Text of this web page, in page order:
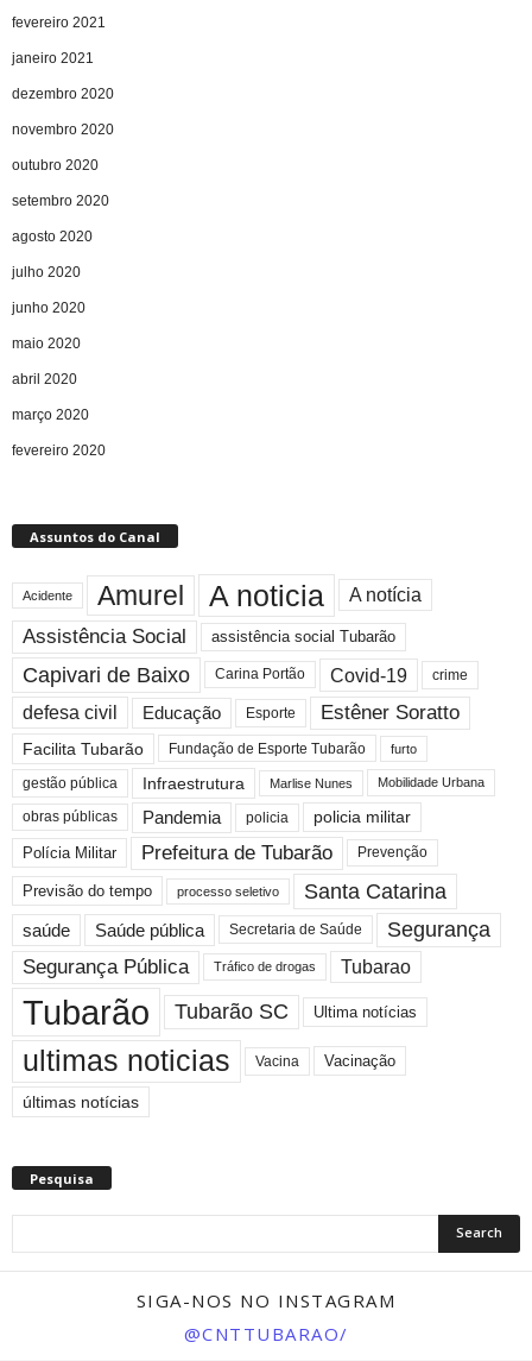
fevereiro 2021
janeiro 2021
dezembro 2020
novembro 2020
outubro 2020
setembro 2020
agosto 2020
julho 2020
junho 2020
maio 2020
abril 2020
março 2020
fevereiro 2020
Assuntos do Canal
Acidente Amurel A noticia A notícia
Assistência Social assistência social Tubarão
Capivari de Baixo Carina Portão Covid-19 crime
defesa civil Educação Esporte Estêner Soratto
Facilita Tubarão Fundação de Esporte Tubarão furto
gestão pública Infraestrutura Marlise Nunes Mobilidade Urbana
obras públicas Pandemia policia
policia militar
Polícia Militar
Prefeitura de Tubarão Prevenção
Previsão do tempo processo seletivo Santa Catarina
saúde Saúde pública Secretaria de Saúde Segurança
Segurança Pública Tráfico de drogas Tubarao
Tubarão Tubarão SC Ultima notícias
ultimas noticias Vacina Vacinação
últimas notícias
Pesquisa
SIGA-NOS NO INSTAGRAM
@CNTTUBARAO/